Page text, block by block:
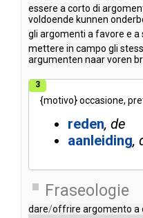
essere a corto di
voldoende kunnen
gli argomenti a favore e a
mettere in campo gli
argumenten naarvoren
3
{motivo}occasione,
reden de
aanleiding
Fraseologie
dare/offrire argomento a